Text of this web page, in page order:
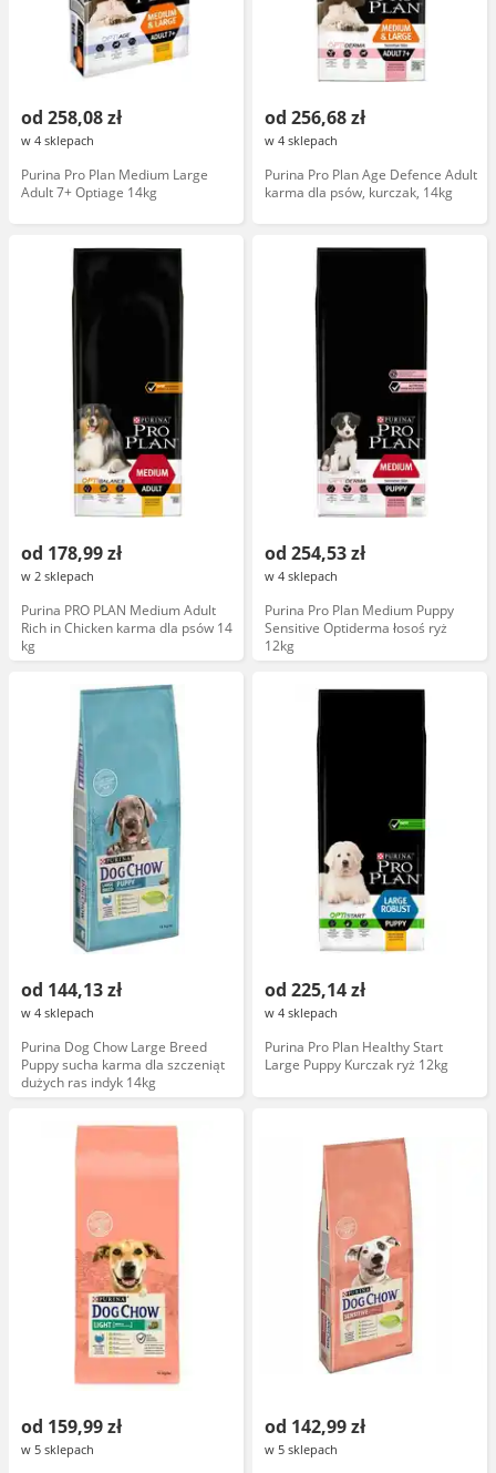
od 258,08 zł
w 4 sklepach
Purina Pro Plan Medium Large
Adult 7+ Optiage 14kg
od 256,68 zł
w 4 sklepach
Purina Pro Plan Age Defence Adult
karma dla psów, kurczak, 14kg
od 178,99 zł
w 2 sklepach
Purina PRO PLAN Medium Adult
Rich in Chicken karma dla psów 14
kg
od 254,53 zł
w 4 sklepach
Purina Pro Plan Medium Puppy
Sensitive Optiderma łosoś ryż
12kg
od 144,13 zł
w 4 sklepach
Purina Dog Chow Large Breed
Puppy sucha karma dla szczeniąt
dużych ras indyk 14kg
od 225,14 zł
w 4 sklepach
Purina Pro Plan Healthy Start
Large Puppy Kurczak ryż 12kg
od 159,99 zł
w 5 sklepach
od 142,99 zł
w 5 sklepach